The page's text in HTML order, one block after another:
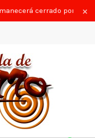
cerrado por ×